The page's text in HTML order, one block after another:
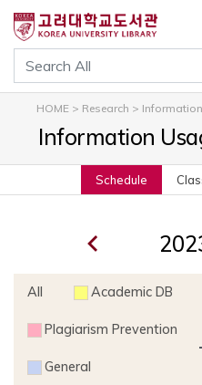
건
기
통합검색
사이트내 검색
HOME> Research >
Information
Schedule
All Academic DB
Plagiarism Prevention
General